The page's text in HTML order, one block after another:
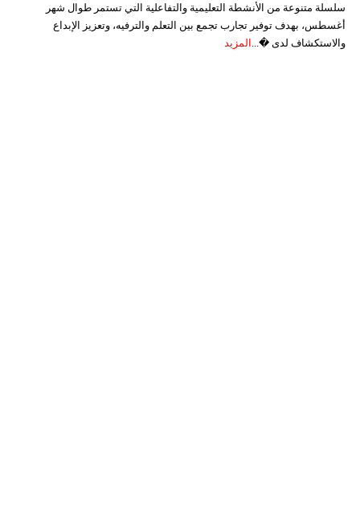
سلسلة متنوعة من الأنشطة التعليمية والتفاعلية التي تستمر طوال شهر
أغسطس، بهدف توفير تجارب تجمع بين التعلم والترفيه، وتعزيز الإبداع
والاستكشاف لدى �... المزيد